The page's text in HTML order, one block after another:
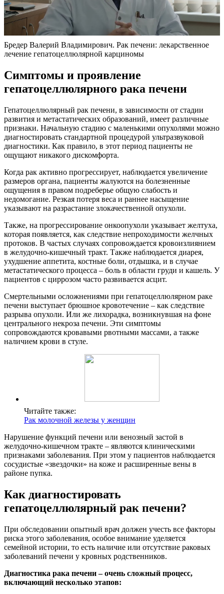
Бредер Валерий Владимирович. Рак печени: лекарственное
лечение гепатоцеллюлярной карциномы
Симптомы и проявление
гепатоцеллюлярного рака печени
Гепатоцеллюлярный рак печени, в зависимости от стадии
развития и метастатических образований, имеет различные
признаки. Начальную стадию с маленькими опухолями можно
диагностировать стандартной процедурой ультразвуковой
диагностики. Как правило, в этот период пациенты не
ощущают никакого дискомфорта.
Когда рак активно прогрессирует, наблюдается увеличение
размеров органа, пациенты жалуются на болезненные
ощущения в правом подреберье общую слабость и
недомогание. Резкая потеря веса и раннее насыщение
указывают на разрастание злокачественной опухоли.
Также, на прогрессирование онкоопухоли указывает желтуха,
которая появляется, как следствие непроходимости желчных
протоков. В частых случаях сопровождается кровоизлиянием
в желудочно-кишечный тракт. Также наблюдается диарея,
ухудшение аппетита, костные боли, отдышка, и в случае
метастатического процесса – боль в области груди и кашель. У
пациентов с циррозом часто развивается асцит.
Смертельными осложнениями при гепатоцеллюлярном раке
печени выступает брюшное кровотечение – как следствие
разрыва опухоли. Или же лихорадка, возникнувшая на фоне
центрального некроза печени. Эти симптомы
сопровождаются кровавыми рвотными массами, а также
наличием крови в стуле.
Читайте также:
Рак молочной железы у женщин
Нарушение функций печени или венозный застой в
желудочно-кишечном тракте – являются клиническими
признаками заболевания. При этом у пациентов наблюдается
сосудистые «звездочки» на коже и расширенные вены в
районе пупка.
Как диагностировать
гепатоцеллюлярный рак печени?
При обследовании опытный врач должен учесть все факторы
риска этого заболевания, особое внимание уделяется
семейной истории, то есть наличие или отсутствие раковых
заболеваний печени у кровных родственников.
Диагностика рака печени – очень сложный процесс,
включающий несколько этапов: